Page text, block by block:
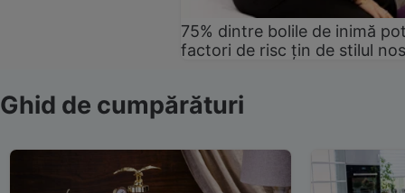
75% dintre bolile de inimă
factori de risc țin de stilul
Ghid de cumpărături